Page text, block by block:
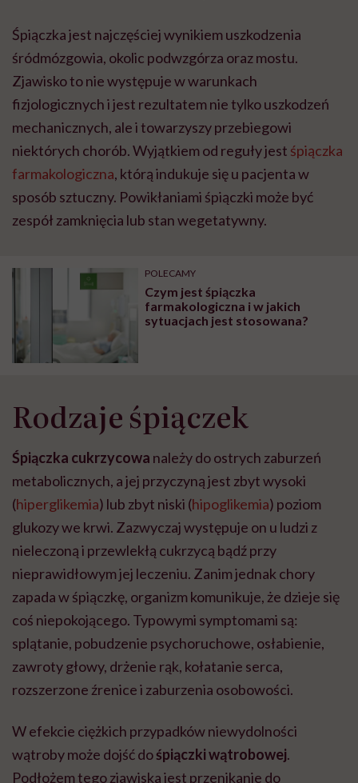
może chyba tylko
głupota i brak
wyobraźni"
pracy
Śpiączkajest najczęściej wynikiem uszkodzenia
śródmózgowia, okolic podwzgórza oraz mostu.
Zjawisko to nie występuje w warunkach
fizjologicznych i jest rezultatem nie tylko uszkodzeń
mechanicznych, ale i towarzyszy przebiegowi
niektórych chorób. Wyjątkiem od reguły jest śpiączka
farmakologiczna, którą indukuje się u pacjenta w
sposób sztuczny. Powikłaniami śpiączki może być
zespół zamknięcia lub stan wegetatywny.
POLECAMY
Czym jest śpiączka
farmakologiczna i w jakich
sytuacjach jest stosowana?
Rodzaje śpiączek
Śpiączka cukrzycowa należy do ostrych zaburzeń
metabolicznych, a jej przyczyną jest zbyt wysoki
(hiperglikemia) lub zbyt niski (hipoglikemia) poziom
glukozy we krwi. Zazwyczaj występuje on u ludzi z
nieleczoną i przewlekłą cukrzycą bądź przy
nieprawidłowym jej leczeniu. Zanim jednak chory
zapada w śpiączkę, organizm komunikuje, że dzieje się
coś niepokojącego. Typowymi symptomami są:
splątanie, pobudzenie psychoruchowe, osłabienie,
zawroty głowy, drżenie rąk, kołatanie serca,
rozszerzone źrenice i zaburzenia osobowości.
W efekcie ciężkich przypadków niewydolności
wątroby może dojść dośpiączki wątrobowej.
Podłożem tego zjawiska jest przenikanie do